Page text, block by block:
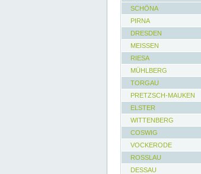
SCHÖNA
PIRNA
DRESDEN
MEISSEN
RIESA
MÜHLBERG
TORGAU
PRETZSCH-MAUKEN
ELSTER
WITTENBERG
COSWIG
VOCKERODE
ROSSLAU
DESSAU